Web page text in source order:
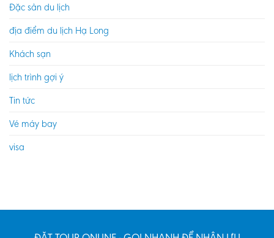
Đặc sản du lịch
địa điểm du lịch Hạ Long
Khách sạn
lịch trình gợi ý
Tin tức
Vé máy bay
visa